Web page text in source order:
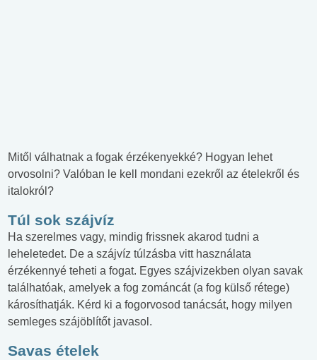
Mitől válhatnak a fogak érzékenyekké? Hogyan lehet
orvosolni? Valóban le kell mondani ezekről az ételekről és
italokról?
Túl sok szájvíz
Ha szerelmes vagy, mindig frissnek akarod tudni a
leheletedet. De a szájvíz túlzásba vitt használata
érzékennyé teheti a fogat. Egyes szájvizekben olyan savak
találhatóak, amelyek a fog zománcát (a fog külső rétege)
károsíthatják. Kérd ki a fogorvosod tanácsát, hogy milyen
semleges szájöblítőt javasol.
Savas ételek